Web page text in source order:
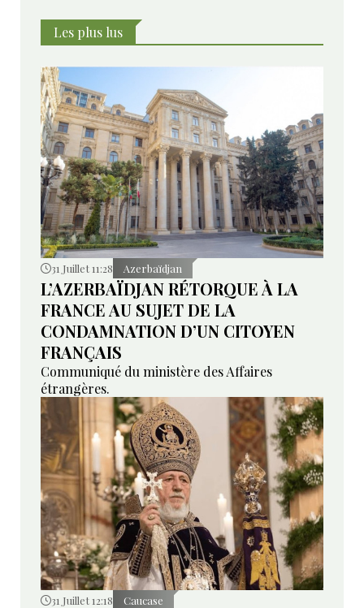
Les plus lus
31 Juillet 11:28 Azerbaïdjan
L’AZERBAÏDJAN RÉTORQUE À LA
FRANCE AU SUJET DE LA
CONDAMNATION D’UN CITOYEN
FRANÇAIS
Communiqué du ministère des Affaires
étrangères.
31 Juillet 12:18 Caucase